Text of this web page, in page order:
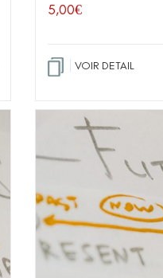
5,00€
VOIR DETAIL